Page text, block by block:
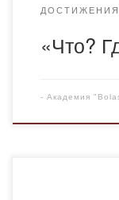
«Что?
- Академия